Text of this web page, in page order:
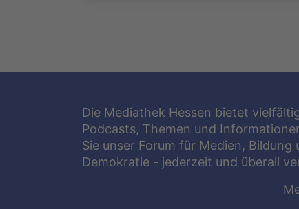
Die Mediathek Hessen bietet
Podcasts, Themen und
Sie unser Forum für Medien, Bildung
Demokratie - jederzeit und überall